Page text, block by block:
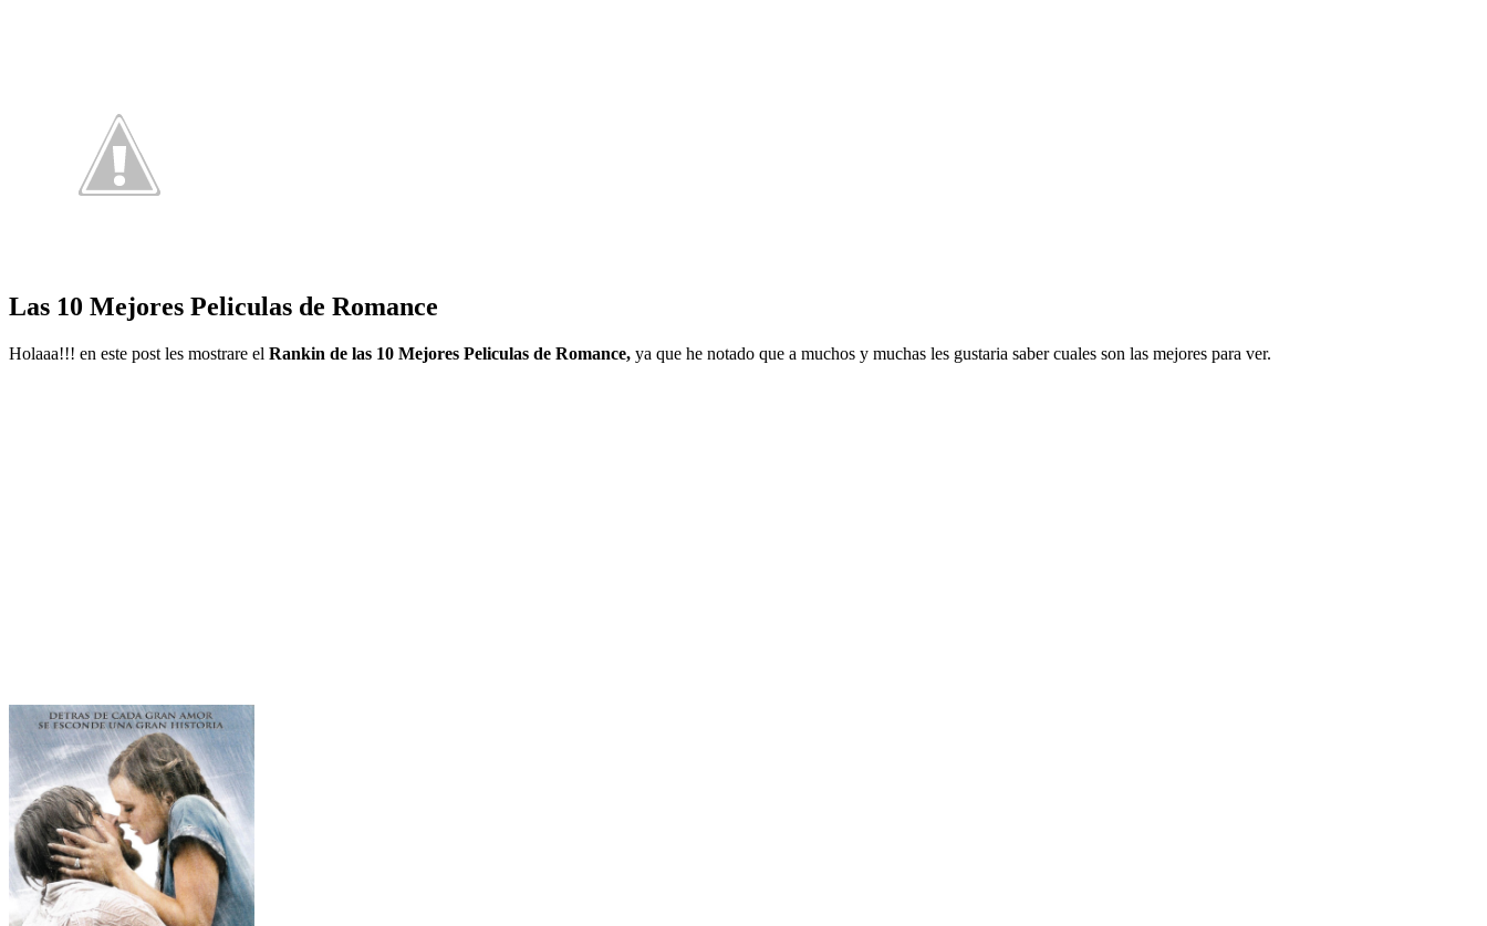
Las 10 Mejores Peliculas de Romance
Holaaa!!! en este post les mostrare el Rankin de las 10 Mejores Peliculas de Romance, ya que he notado que a muchos y muchas les gustaria saber cuales son las mejores para ver.